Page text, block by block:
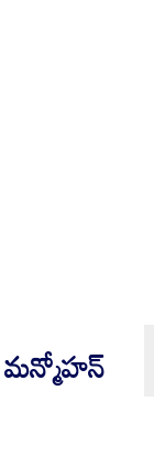
మన్మోహన్